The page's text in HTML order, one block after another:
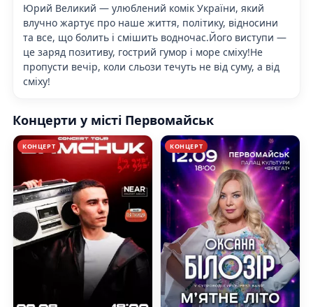
Юрий Великий — улюблений комік України, який
влучно жартує про наше життя, політику, відносини
та все, що болить і смішить водночас.Його виступи —
це заряд позитиву, гострий гумор і море сміху!Не
пропусти вечір, коли сльози течуть не від суму, а від
сміху!
Концерти у місті Первомайськ
КОНЦЕРТ КОНЦЕРТ